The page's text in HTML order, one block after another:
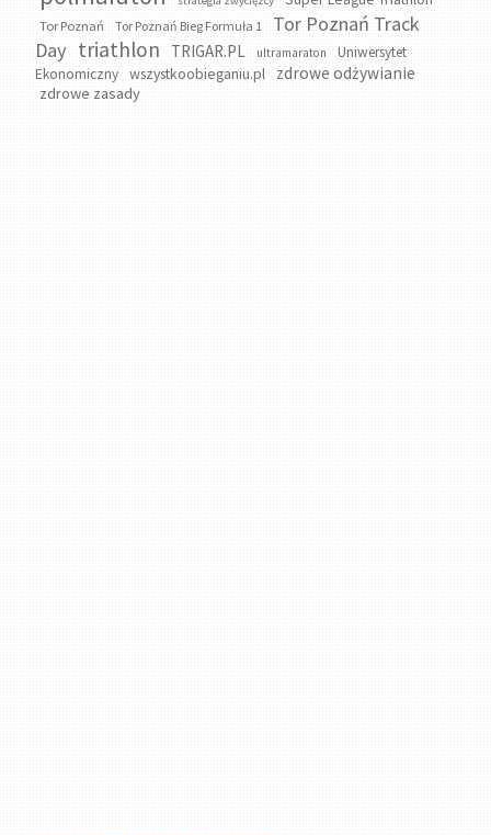
Tor Poznań Tor Poznań Bieg Formuła 1
Tor Poznań Track
Day triathlon TRIGAR.PL ultramaraton
Uniwersytet
Ekonomiczny
wszystkoobieganiu.pl zdrowe odżywianie
zdrowe zasady